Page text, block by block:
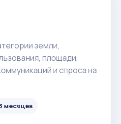
земли,
площади,
и спроса на
месяцев